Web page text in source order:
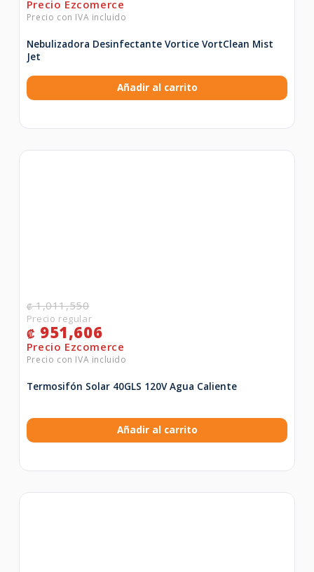
Nebulizadora Desinfectante Vortice VortClean Mist
Jet
Añadir al carrito
₡1,011,550
₡ 951,606
Termosifón Solar 40GLS 120V Agua Caliente
Añadir al carrito